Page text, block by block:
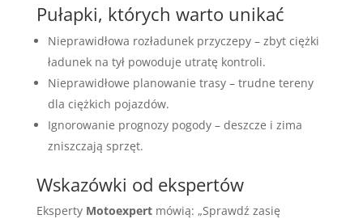
Pułapki, których warto unikać
Nieprawidłowa rozładunek przyczepy – zbyt ciężki
ładunek na tył powoduje utratę kontroli.
Nieprawidłowe planowanie trasy – trudne tereny
dla ciężkich pojazdów.
Ignorowanie prognozy pogody – deszcze i zima
zniszczają sprzęt.
Wskazówki od ekspertów
Eksperty Motoexpertmówią: „Sprawdź zasię